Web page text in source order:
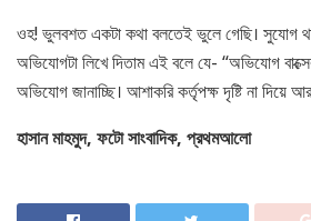
ওহ! ভুলবশত একটা কথা বলতেই ভুলে গেছি। সুযোগ
অভিযোগটা লিখে দিতাম এই বলে যে- “অভিযোগ
অভিযোগ জানাচ্ছি। আশাকরি কর্তৃপক্ষ দৃষ্টি না দিয়ে
হাসান মাহমুদ, ফটো সাংবাদিক, প্রথমআলো